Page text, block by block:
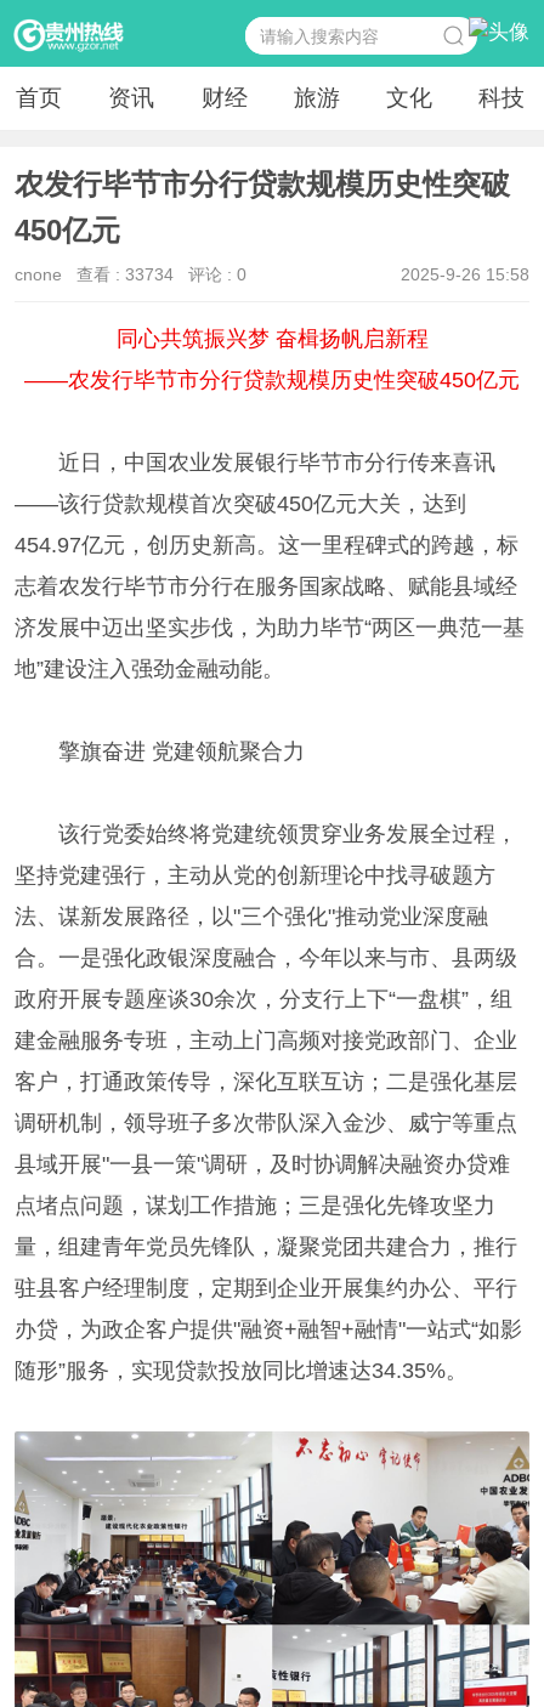
首页 资讯 财经 旅游 文化 科技
农发行毕节市分行贷款规模历史性突破
450亿元
2025-9-26 15:58
cnone 查看 : 33734评论 : 0
同心共筑振兴梦 奋楫扬帆启新程
——农发行毕节市分行贷款规模历史性突破450亿元
近日，中国农业发展银行毕节市分行传来喜讯
——该行贷款规模首次突破450亿元大关，达到
454.97亿元，创历史新高。这一里程碑式的跨越，标
志着农发行毕节市分行在服务国家战略、赋能县域经
济发展中迈出坚实步伐，为助力毕节“两区一典范一基
地”建设注入强劲金融动能。
擎旗奋进 党建领航聚合力
该行党委始终将党建统领贯穿业务发展全过程，
坚持党建强行，主动从党的创新理论中找寻破题方
法、谋新发展路径，以"三个强化"推动党业深度融
合。一是强化政银深度融合，今年以来与市、县两级
政府开展专题座谈30余次，分支行上下“一盘棋”，组
建金融服务专班，主动上门高频对接党政部门、企业
客户，打通政策传导，深化互联互访；二是强化基层
调研机制，领导班子多次带队深入金沙、威宁等重点
县域开展"一县一策"调研，及时协调解决融资办贷难
点堵点问题，谋划工作措施；三是强化先锋攻坚力
量，组建青年党员先锋队，凝聚党团共建合力，推行
驻县客户经理制度，定期到企业开展集约办公、平行
办贷，为政企客户提供"融资+融智+融情"一站式“如影
随形”服务，实现贷款投放同比增速达34.35%。